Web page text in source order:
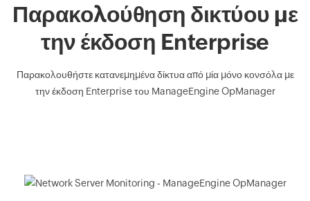
Παρακολούθηση δικτύου με
την έκδοση Enterprise
Παρακολουθήστε κατανεμημένα δίκτυα από μία μόνο κονσόλα με
την έκδοση Enterprise του ManageEngine OpManager